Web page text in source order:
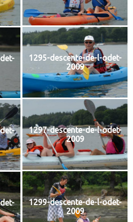
1295-descente-de-l-odet-
2009
1297-descente-de-l-odet-
2009
1299-descente-de-l-odet-
2009